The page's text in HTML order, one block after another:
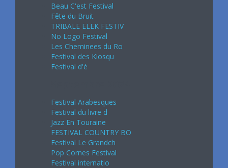
Beau C'est Festival
Fête du Bruit
TRIBALE ELEK FESTIV
No Logo Festival
Les Cheminees du Ro
Festival des Kiosqu
Festival d'é
Festival Arabesques
Festival du livre d
Jazz En Touraine
FESTIVAL COUNTRY BO
Festival Le Grandch
Pop Cornes Festival
Festival internatio